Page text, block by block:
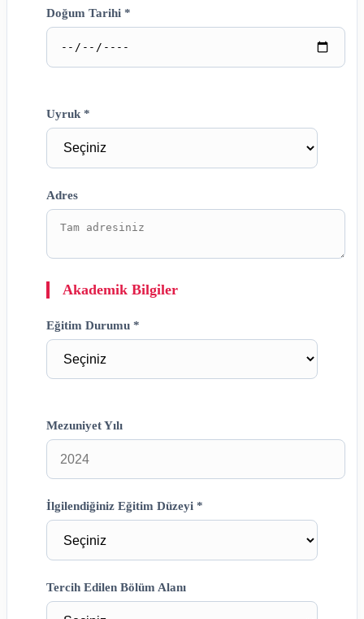
Doğum Tarihi *
Uyruk *
Adres
Akademik Bilgiler
Eğitim Durumu *
Mezuniyet Yılı
İlgilendiğiniz Eğitim Düzeyi *
Tercih Edilen Bölüm Alanı